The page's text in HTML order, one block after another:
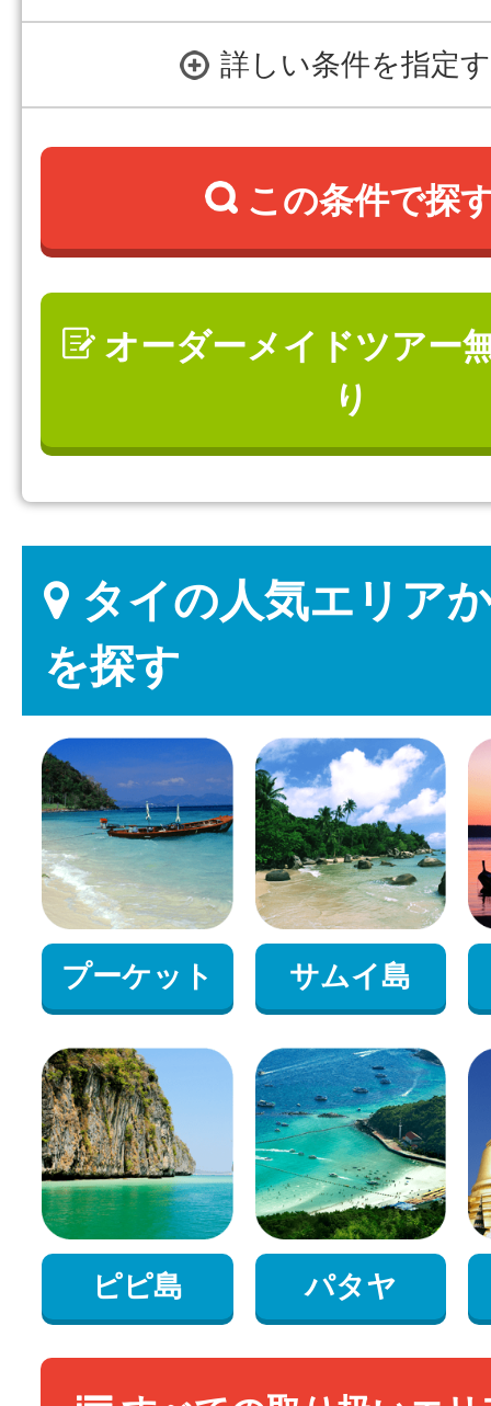
詳しい条件を指定
この条件で探
オーダーメイドツアー
り
タイの人気エリア
を探す
プーケット サムイ島
ピピ島 パタヤ